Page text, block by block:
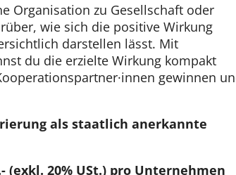
Organisation zu Gesellschaft oder
wie sich die positive Wirkung
darstellen lässt. Mit
du die erzielte Wirkung kompakt
gewinnen
als staatlich anerkannte
(exkl. 20% USt.) pro Unternehmen